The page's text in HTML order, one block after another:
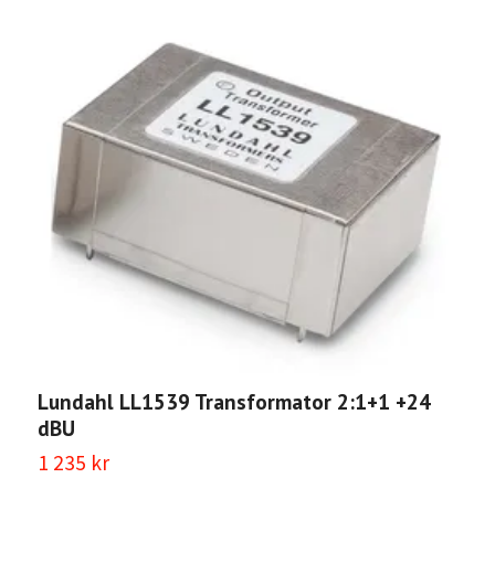
Lundahl LL1539 Transformator 2:1+1 +24
dBU
1 235 kr